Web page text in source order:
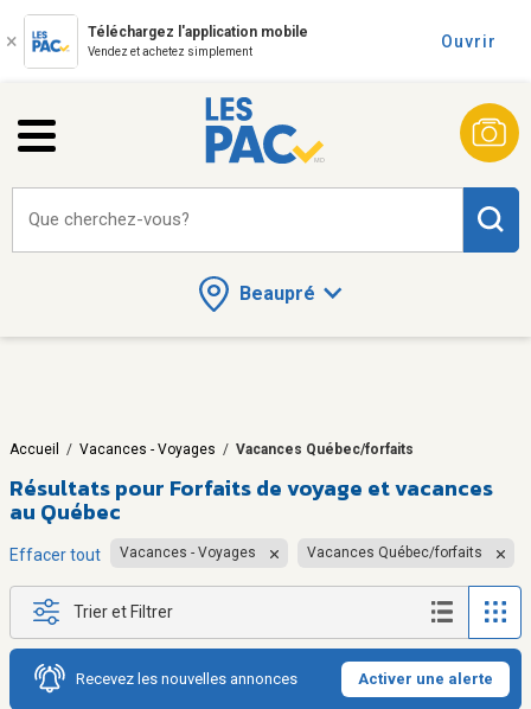
Téléchargez l'application mobile
Vendez et achetez simplement
Ouvrir
Beaupré
Que cherchez-vous?
Accueil / Vacances - Voyages / Vacances Québec/forfaits
Résultats pour Forfaits de voyage et vacances
au Québec
Effacer tout Vacances - Voyages Vacances Québec/forfaits
Trier et Filtrer
Recevez les nouvelles annonces Activer une alerte